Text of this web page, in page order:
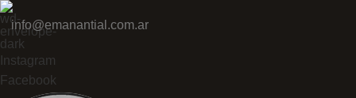
info@emanantial.com.ar
Instagram
Facebook